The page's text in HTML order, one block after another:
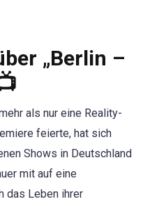
„Berlin –
als nur eine Reality-
feierte, hat sich
Shows in Deutschland
mit auf eine
das Leben ihrer